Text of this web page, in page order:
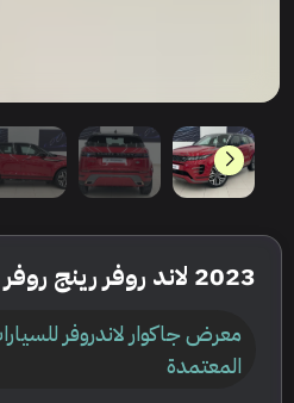
2023 لاند روفر رينج روفر ايفوك داينمك
معرض جاكوار لاندروفر
المعتمدة